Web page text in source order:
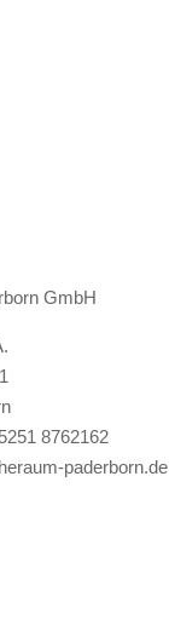
GmbH
8762162
paderborn.de